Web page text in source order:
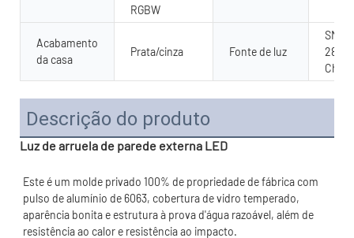
RGBW
Acabamento
da casa
Prata/cinza Fonte de luz
SMD/
Chip
Descrição do produto
Luz de arruela de parede externa LED
Este é um molde privado 100% de propriedade de fábrica com
pulso de alumínio de 6063, cobertura de vidro temperado,
aparência bonita e estrutura à prova d'água razoável, além de